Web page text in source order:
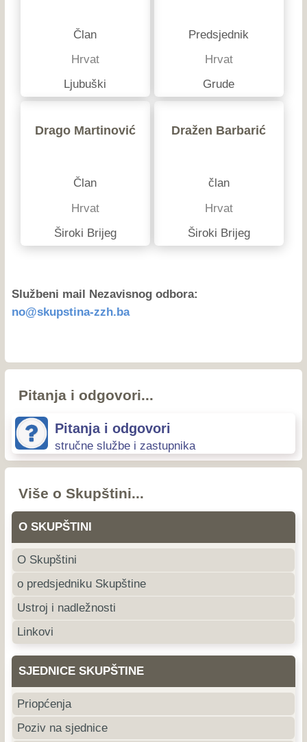
Član
Hrvat
Ljubuški
Predsjednik
Hrvat
Grude
Drago Martinović
Član
Hrvat
Široki Brijeg
Dražen Barbarić
član
Hrvat
Široki Brijeg
Službeni mail Nezavisnog odbora:
ab.hzz-anitspuks@on
Pitanja i odgovori...
Pitanja i odgovori
stručne službe i zastupnika
Više o Skupštini...
O SKUPŠTINI
O Skupštini
o predsjedniku Skupštine
Ustroj i nadležnosti
Linkovi
SJEDNICE SKUPŠTINE
Priopćenja
Poziv na sjednice